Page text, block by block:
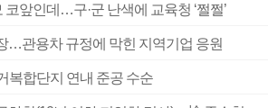
앞인데…구·군 난색에 교육청 ‘쩔쩔’
…관용차 규정에 막힌 지역기업 응원
복합단지 연내 준공 수순